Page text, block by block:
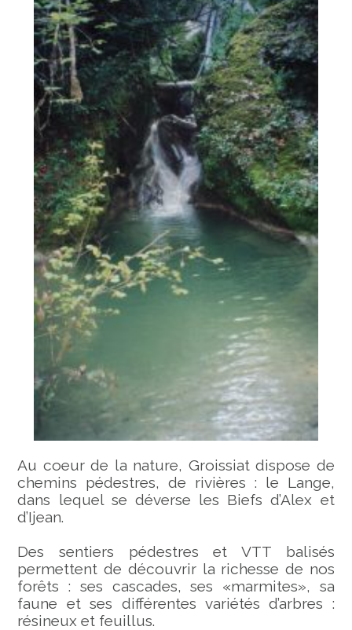
Au coeur de la nature, Groissiat dispose de
chemins pédestres, de rivières : le Lange,
dans lequel se déverse les Biefs d’Alex et
d’Ijean.
Des sentiers pédestres et VTT balisés
permettent de découvrir la richesse de nos
forêts : ses cascades, ses «marmites», sa
faune et ses différentes variétés d’arbres :
résineux et feuillus.